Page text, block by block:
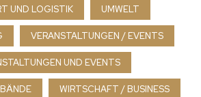
UND LOGISTIK UMWELT
VERANSTALTUNGEN / EVENTS
UND EVENTS
WIRTSCHAFT / BUSINESS